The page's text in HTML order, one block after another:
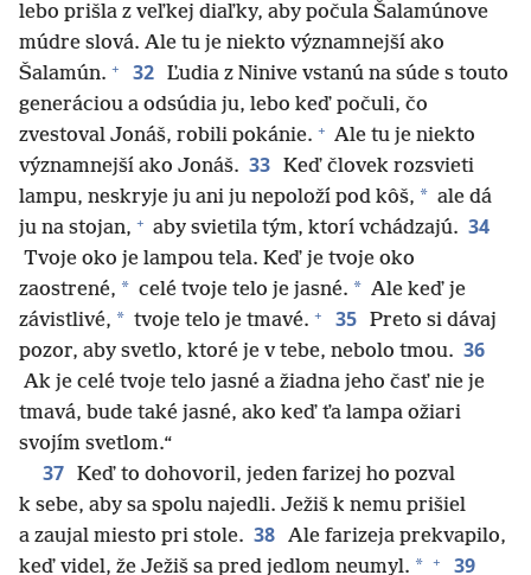
lebo prišla z veľkej diaľky, aby počula Šalamúnove
múdre slová. Ale tu je niekto významnejší ako
Šalamún. + 32 Ľudia z Ninive vstanú na súde s touto
generáciou a odsúdia ju, lebo keď počuli, čo
zvestoval Jonáš, robili pokánie. + Ale tu je niekto
významnejší ako Jonáš. 33 Keď človek rozsvieti
lampu, neskryje ju ani ju nepoloží pod kôš, * ale dá
ju na stojan, + aby svietila tým, ktorí vchádzajú. 34
Tvoje oko je lampou tela. Keď je tvoje oko
zaostrené, * celé tvoje telo je jasné. * Ale keď je
závistlivé, * tvoje telo je tmavé. + 35 Preto si dávaj
pozor, aby svetlo, ktoré je v tebe, nebolo tmou. 36
Ak je celé tvoje telo jasné a žiadna jeho časť nie je
tmavá, bude také jasné, ako keď ťa lampa ožiari
svojím svetlom.“
37 Keď to dohovoril, jeden farizej ho pozval
k sebe, aby sa spolu najedli. Ježiš k nemu prišiel
a zaujal miesto pri stole. 38 Ale farizeja prekvapilo,
keď videl, že Ježiš sa pred jedlom neumyl. * + 39